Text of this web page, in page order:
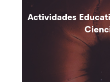
Actividades